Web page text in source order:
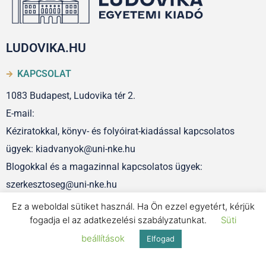
LUDOVIKA.HU
KAPCSOLAT
1083 Budapest, Ludovika tér 2.
E-mail:
Kéziratokkal, könyv- és folyóirat-kiadással kapcsolatos
ügyek: kiadvanyok@uni-nke.hu
Blogokkal és a magazinnal kapcsolatos ügyek:
szerkesztoseg@uni-nke.hu
IMPRESSZUM
Ez a weboldal sütiket használ. Ha Ön ezzel egyetért, kérjük
fogadja el az adatkezelési szabályzatunkat.
Süti
beállítások
Elfogad